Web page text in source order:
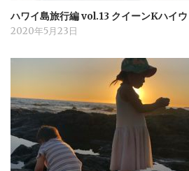
ハワイ島旅行編 vol.13 クイーンKハイ
2020年5月23日